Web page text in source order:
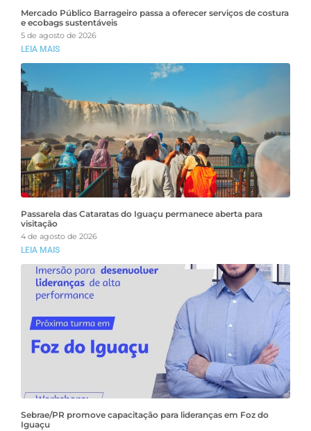
Mercado Público Barrageiro passa a oferecer serviços de costura
e ecobags sustentáveis
5 de agosto de 2026
LEIA MAIS
Passarela das Cataratas do Iguaçu permanece aberta para
visitação
4 de agosto de 2026
LEIA MAIS
Sebrae/PR promove capacitação para lideranças em Foz do
Iguaçu